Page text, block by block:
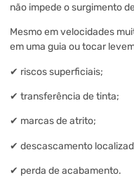
não impede o surgimento
Mesmo em velocidades
em uma guia ou tocar
✔ riscos superficiais;
✔ transferência de tinta;
✔ marcas de atrito;
✔ descascamento
✔ perda de acabamento.